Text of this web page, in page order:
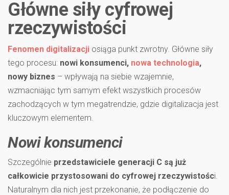
Główne siły cyfrowej
rzeczywistości
Fenomen digitalizacji osiąga punkt zwrotny. Główne siły
tego procesu: nowi konsumenci, nowa technologia,
nowy biznes – wpływają na siebie wzajemnie,
wzmacniając tym samym efekt wszystkich procesów
zachodzących w tym megatrendzie, gdzie digitalizacja jest
kluczowym elementem.
Nowi konsumenci
Szczególnie przedstawiciele generacji C są już
całkowicie przystosowani do cyfrowej rzeczywistości.
Naturalnym dla nich jest przekonanie, że podłączenie do